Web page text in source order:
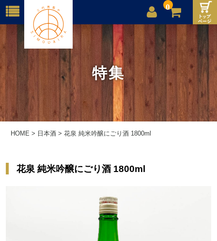
0
店舗案内
ご利用案内
送料
お問合せ
特集
HOME > 日本酒 >花泉 純米吟醸にごり酒 1800ml
花泉 純米吟醸にごり酒 1800ml